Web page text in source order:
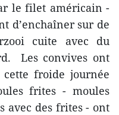
le filet américain -
d’enchaîner sur de
cuite avec du
Les convives ont
froide journée
frites - moules
avec des frites - ont